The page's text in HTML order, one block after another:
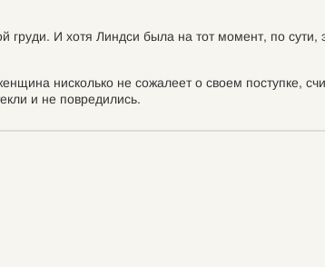
груди. И хотя Линдси была на тот момент, по
нисколько не сожалеет о своем поступке,
и не повредились.